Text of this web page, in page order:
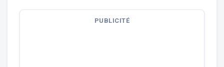
PUBLICITÉ